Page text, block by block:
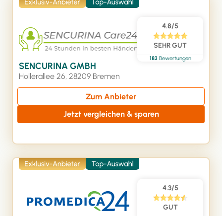
4.8/5
SEHR GUT
183 Bewertungen
SENCURINA GMBH
Hollerallee 26, 28209 Bremen
Zum Anbieter
Jetzt vergleichen & sparen
4.3/5
GUT